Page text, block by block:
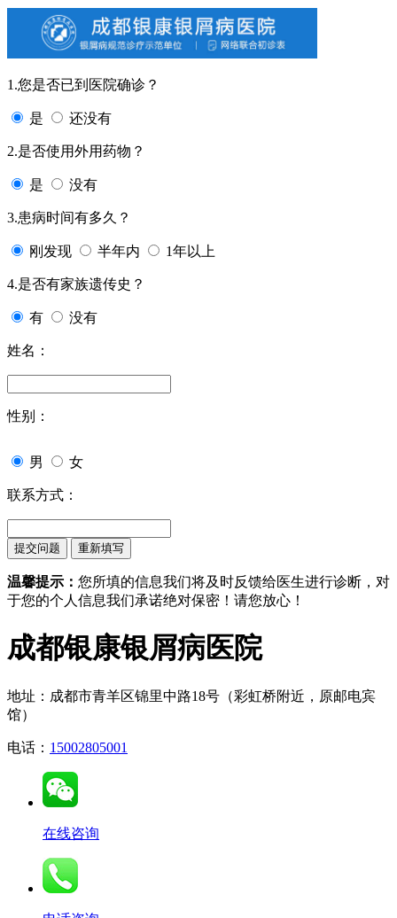
1.您是否已到医院确诊？
是 还没有
2.是否使用外用药物？
是 没有
3.患病时间有多久？
刚发现 半年内 1年以上
4.是否有家族遗传史？
有 没有
姓名：
性别：
男 女
联系方式：
温馨提示： 您所填的信息我们将及时反馈给医生进行诊断，对
于您的个人信息我们承诺绝对保密！请您放心！
成都银康银屑病医院
地址：成都市青羊区锦里中路18号（彩虹桥附近，原邮电宾
馆）
电话： 15002805001
在线咨询